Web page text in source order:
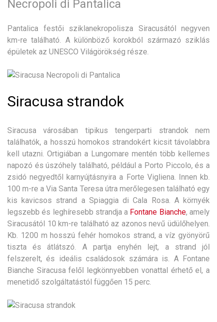
Necropoli di Pantalica
Pantalica festői sziklanekropolisza Siracusától negyven
km-re található. A különböző korokból származó sziklás
épületek az UNESCO Világörökség része.
Siracusa strandok
Siracusa városában tipikus tengerparti strandok nem
találhatók, a hosszú homokos strandokért kicsit távolabbra
kell utazni. Ortigiában a Lungomare mentén több kellemes
napozó és úszóhely található, például a Porto Piccolo, és a
zsidó negyedtől karnyújtásnyira a Forte Vigliena. Innen kb.
100 m-re a Via Santa Teresa útra merőlegesen található egy
kis kavicsos strand a Spiaggia di Cala Rosa. A környék
legszebb és leghíresebb strandja a Fontane Bianche, amely
Siracusától 10 km-re található az azonos nevű üdülőhelyen.
Kb. 1200 m hosszú fehér homokos strand, a víz gyönyörű
tiszta és átlátszó. A partja enyhén lejt, a strand jól
felszerelt, és ideális családosok számára is. A Fontane
Bianche Siracusa felől legkönnyebben vonattal érhető el, a
menetidő szolgáltatástól függően 15 perc.